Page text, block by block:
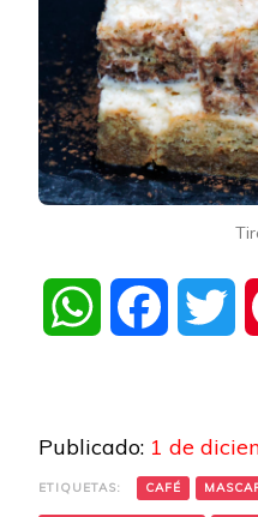
WhatsAppFacebook
Publicado: 1 de
ETIQUETAS: CAFÉ